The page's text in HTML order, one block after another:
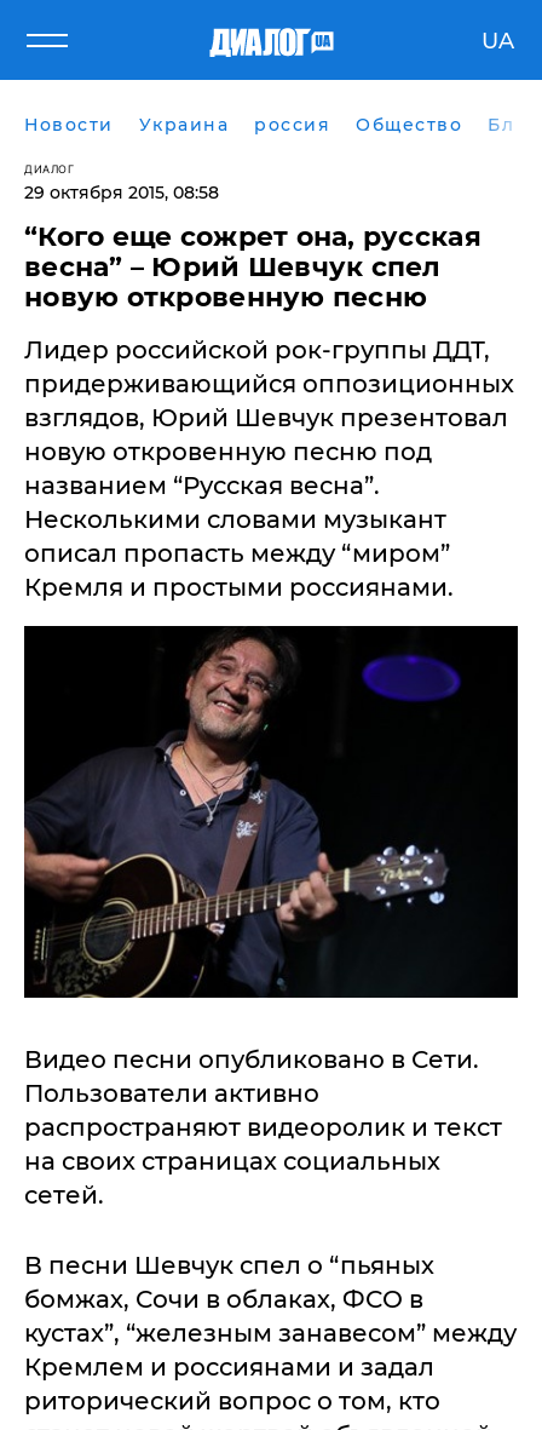
UA
Новости Украина россия Общество
ДИАЛОГ
29 октября 2015, 08:58
​“Кого еще сожрет она, русская
весна” – Юрий Шевчук спел
новую откровенную песню
Лидер российской рок-группы ДДТ,
придерживающийся оппозиционных
взглядов, Юрий Шевчук презентовал
новую откровенную песню под
названием “Русская весна”.
Несколькими словами музыкант
описал пропасть между “миром”
Кремля и простыми россиянами.
Видео песни опубликовано в Сети.
Пользователи активно
распространяют видеоролик и текст
на своих страницах социальных
сетей.
В песни Шевчук спел о “пьяных
бомжах, Сочи в облаках, ФСО в
кустах”, “железным занавесом” между
Кремлем и россиянами и задал
риторический вопрос о том, кто